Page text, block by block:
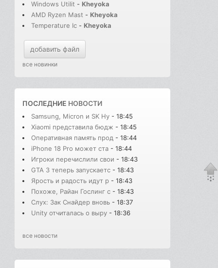
Windows Utilit - Kheyoka
AMD Ryzen Mast - Kheyoka
Temperature Ic - Kheyoka
добавить файл
все новинки
ПОСЛЕДНИЕ НОВОСТИ
Samsung, Micron и SK Hy - 18:45
Xiaomi представила бюдж - 18:45
Оперативная память прод - 18:44
iPhone 18 Pro может ста - 18:44
Игроки перечислили свои - 18:43
GTA 3 теперь запускаетс - 18:43
Ярость и радость идут р - 18:43
Похоже, Райан Гослинг с - 18:43
Слух: Зак Снайдер вновь - 18:37
Unity отчиталась о выру - 18:36
все новости